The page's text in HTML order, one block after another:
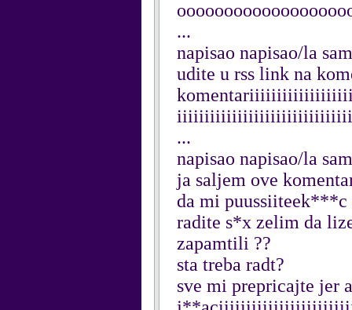
...
napisao napisao/la
udite u rss link na
iiiiiiiiiiiiiiiiiiiiiiiiiiiiiiiiiii
...
napisao napisao/la
ja saljem ove
da mi
radite s*x zelim da
zapamtili ??
sta treba radt?
sve mi prepricajte jer